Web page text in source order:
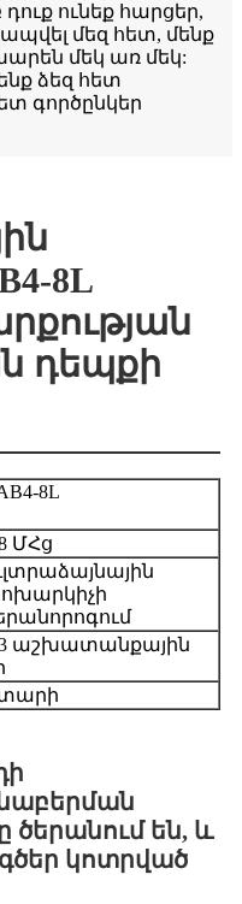
ունեք հարցեր,
մեզ հետ, մենք
մեկ առ մեկ:
ձեզ հետ
գործընկեր
8L
դեպքի
8L
ՄՀց
3 աշխատանքային
տարի
ծերանում են, և
կոտրված